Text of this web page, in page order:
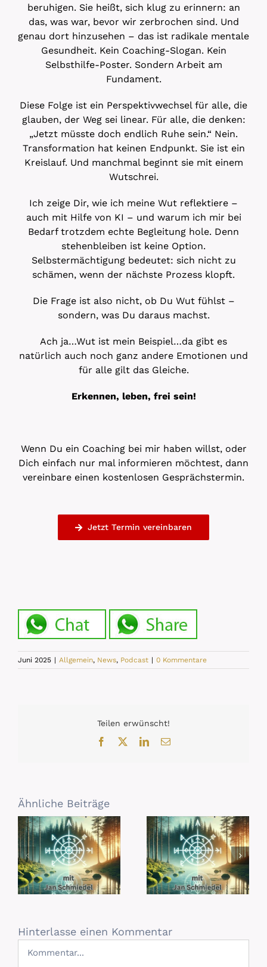
beruhigen. Sie heißt, sich klug zu erinnern: an
das, was war, bevor wir zerbrochen sind. Und
genau dort hinzusehen – das ist radikale mentale
Gesundheit. Kein Coaching-Slogan. Kein
Selbsthilfe-Poster. Sondern Arbeit am
Fundament.
Diese Folge ist ein Perspektivwechsel für alle, die
glauben, der Weg sei linear. Für alle, die denken:
„Jetzt müsste doch endlich Ruhe sein.“ Nein.
Transformation hat keinen Endpunkt. Sie ist ein
Kreislauf. Und manchmal beginnt sie mit einem
Wutschrei.
Ich zeige Dir, wie ich meine Wut reflektiere –
auch mit Hilfe von KI – und warum ich mir bei
Bedarf trotzdem echte Begleitung hole. Denn
stehenbleiben ist keine Option.
Selbstermächtigung bedeutet: sich nicht zu
schämen, wenn der nächste Prozess klopft.
Die Frage ist also nicht, ob Du Wut fühlst –
sondern, was Du daraus machst.
Ach ja…Wut ist mein Beispiel…da gibt es
natürlich auch noch ganz andere Emotionen und
für alle gilt das Gleiche.
Erkennen, leben, frei sein!
Wenn Du ein Coaching bei mir haben willst, oder
Dich einfach nur mal informieren möchtest, dann
vereinbare einen kostenlosen Gesprächstermin.
Jetzt Termin vereinbaren
Juni 2025 | Allgemein, News, Podcast | 0 Kommentare
Teilen erwünscht!
Facebook
LinkedIn
E-
Ähnliche Beiträge
Hinterlasse einen Kommentar